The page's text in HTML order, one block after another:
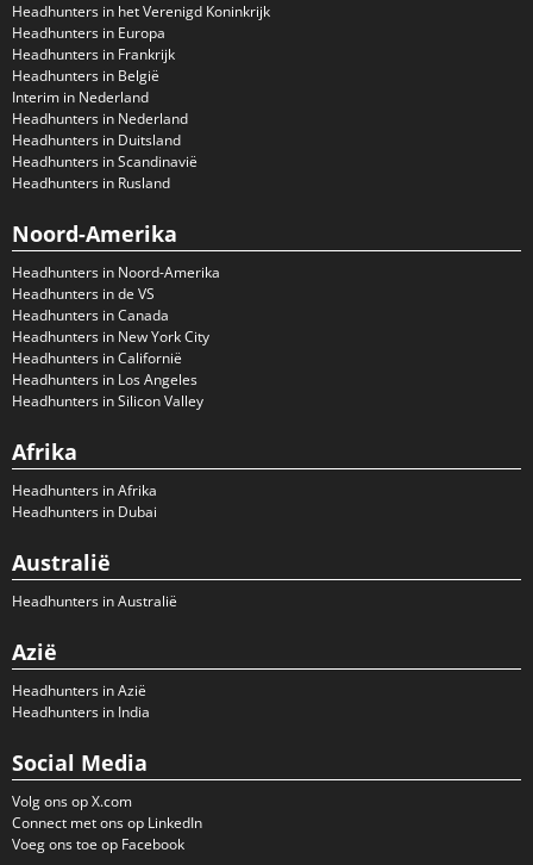
Headhunters in het Verenigd Koninkrijk
Headhunters in Europa
Headhunters in Frankrijk
Headhunters in België
Interim in Nederland
Headhunters in Nederland
Headhunters in Duitsland
Headhunters in Scandinavië
Headhunters in Rusland
Noord-Amerika
Headhunters in Noord-Amerika
Headhunters in de VS
Headhunters in Canada
Headhunters in New York City
Headhunters in Californië
Headhunters in Los Angeles
Headhunters in Silicon Valley
Afrika
Headhunters in Afrika
Headhunters in Dubai
Australië
Headhunters in Australië
Azië
Headhunters in Azië
Headhunters in India
Social Media
Volg ons op X.com
Connect met ons op LinkedIn
Voeg ons toe op Facebook